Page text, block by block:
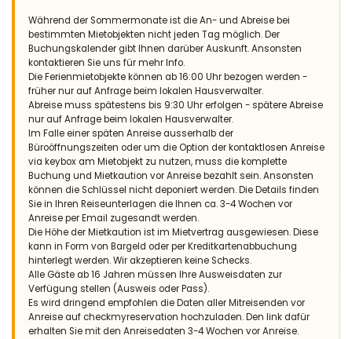
Während der Sommermonate ist die An- und Abreise bei
bestimmten Mietobjekten nicht jeden Tag möglich. Der
Buchungskalender gibt Ihnen darüber Auskunft. Ansonsten
kontaktieren Sie uns für mehr Info.
Die Ferienmietobjekte können ab 16:00 Uhr bezogen werden -
früher nur auf Anfrage beim lokalen Hausverwalter.
Abreise muss spätestens bis 9:30 Uhr erfolgen - spätere Abreise
nur auf Anfrage beim lokalen Hausverwalter.
Im Falle einer späten Anreise ausserhalb der
Büroöffnungszeiten oder um die Option der kontaktlosen Anreise
via keybox am Mietobjekt zu nutzen, muss die komplette
Buchung und Mietkaution vor Anreise bezahlt sein. Ansonsten
können die Schlüssel nicht deponiert werden. Die Details finden
Sie in Ihren Reiseunterlagen die Ihnen ca. 3-4 Wochen vor
Anreise per Email zugesandt werden.
Die Höhe der Mietkaution ist im Mietvertrag ausgewiesen. Diese
kann in Form von Bargeld oder per Kreditkartenabbuchung
hinterlegt werden. Wir akzeptieren keine Schecks.
Alle Gäste ab 16 Jahren müssen Ihre Ausweisdaten zur
Verfügung stellen (Ausweis oder Pass).
Es wird dringend empfohlen die Daten aller Mitreisenden vor
Anreise auf checkmyreservation hochzuladen. Den link dafür
erhalten Sie mit den Anreisedaten 3-4 Wochen vor Anreise.